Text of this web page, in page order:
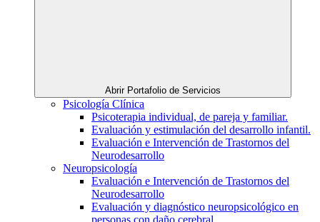
Abrir Portafolio de Servicios
Psicología Clínica
Psicoterapia individual, de pareja y familiar.
Evaluación y estimulación del desarrollo infantil.
Evaluación e Intervención de Trastornos del
Neurodesarrollo
Neuropsicología
Evaluación e Intervención de Trastornos del
Neurodesarrollo
Evaluación y diagnóstico neuropsicológico en
personas con daño cerebral